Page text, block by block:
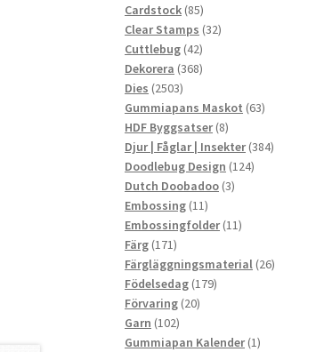
produkter
Cardstock 8585
produkter
Clear Stamps 3232
Cuttlebug 4242
produkter
Dekorera 368368
Dies 25032503
produkter
Gummiapans Maskot 6363
HDF Byggsatser 88
produkter
Djur | Fåglar | Insekter 384384
Doodlebug Design 124124
Dutch Doobadoo 33
Embossing 1111
produkter
Embossingfolder 1111
Färg 171171
produkter
Färgläggningsmaterial 2626
Födelsedag 179179
Förvaring 2020
Garn 102102
produkter
Gummiapan Kalender 11